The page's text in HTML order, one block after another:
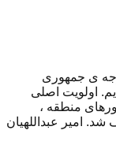
ی جمهوری
اولویت اصلی
منطقه ،
امیر عبداللهیان